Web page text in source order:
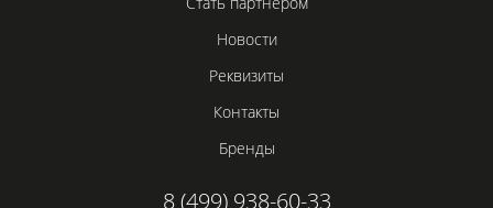
Новости
Реквизиты
Контакты
Бренды
8 (499) 938-60-33